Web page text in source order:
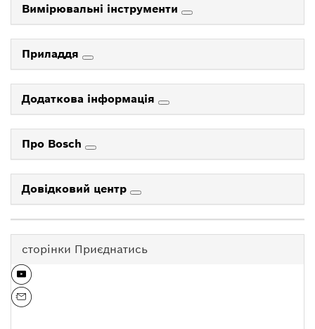
Вимірювальні інструменти
Приладдя
Додаткова інформація
Про Bosch
Довідковий центр
сторінки Приєднатись